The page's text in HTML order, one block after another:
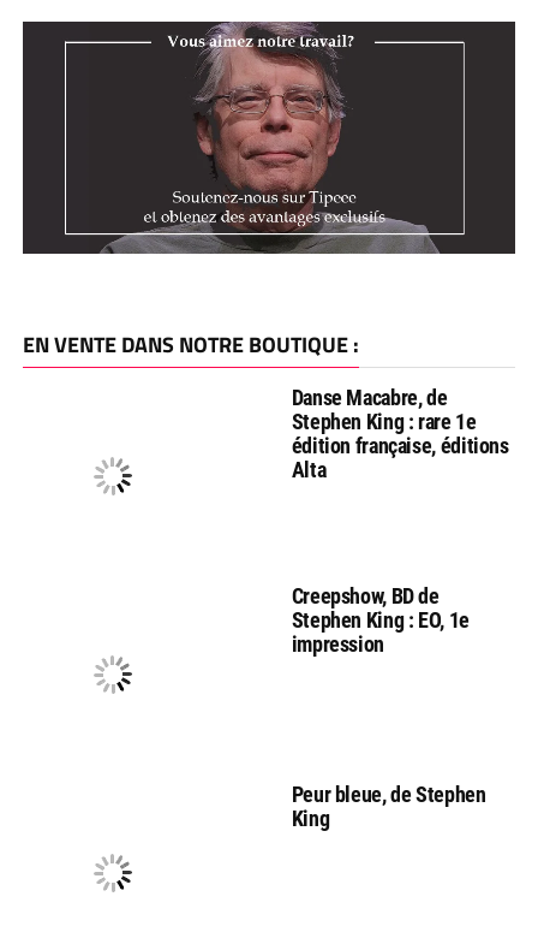
EN VENTE DANS NOTRE BOUTIQUE :
Danse Macabre, de
Stephen King : rare 1e
édition française, éditions
Alta
Creepshow, BD de
Stephen King : EO, 1e
impression
Peur bleue, de Stephen
King